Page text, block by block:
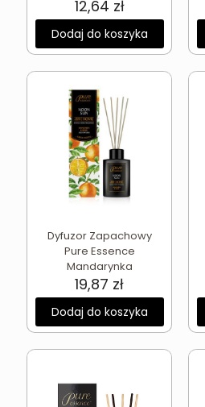
12,64 zł
Dodaj do koszyka
Dyfuzor Zapachowy
Pure Essence
Mandarynka
19,87 zł
Dodaj do koszyka